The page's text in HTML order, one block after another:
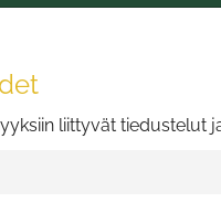
liittyvät tiedustelut